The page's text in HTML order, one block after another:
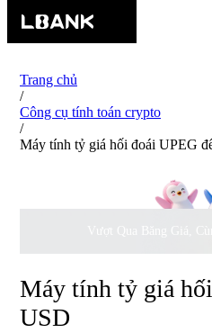
Trang chủ
/
Công cụ tính toán crypto
/
Máy tính tỷ giá hối đoái UPEG
Máy tính tỷ giá
USD